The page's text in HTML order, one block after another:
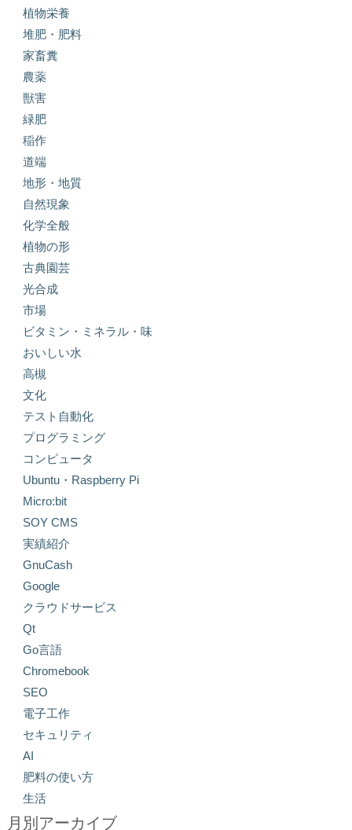
植物栄養
堆肥・肥料
家畜糞
農薬
獣害
緑肥
稲作
道端
地形・地質
自然現象
化学全般
植物の形
古典園芸
光合成
市場
ビタミン・ミネラル・味
おいしい水
高槻
文化
テスト自動化
プログラミング
コンピュータ
Ubuntu・Raspberry Pi
Micro:bit
SOY CMS
実績紹介
GnuCash
Google
クラウドサービス
Qt
Go言語
Chromebook
SEO
電子工作
セキュリティ
AI
肥料の使い方
生活
月別アーカイブ